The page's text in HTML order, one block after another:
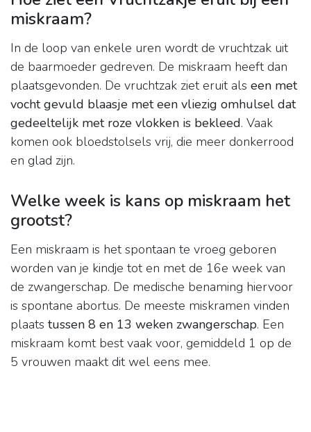
miskraam?
In de loop van enkele uren wordt de vruchtzak uit
de baarmoeder gedreven. De miskraam heeft dan
plaatsgevonden. De vruchtzak ziet eruit als een met
vocht gevuld blaasje met een vliezig omhulsel dat
gedeeltelijk met roze vlokken is bekleed. Vaak
komen ook bloedstolsels vrij, die meer donkerrood
en glad zijn.
Welke week is kans op miskraam het
grootst?
Een miskraam is het spontaan te vroeg geboren
worden van je kindje tot en met de 16e week van
de zwangerschap. De medische benaming hiervoor
is spontane abortus. De meeste miskramen vinden
plaats tussen 8 en 13 weken zwangerschap. Een
miskraam komt best vaak voor, gemiddeld 1 op de
5 vrouwen maakt dit wel eens mee.